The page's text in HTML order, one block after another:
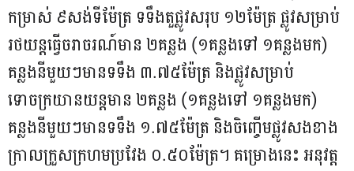
កម្រាស់ ៩សង់ទីម៉ែត្រ ទទឹងតួផ្លូវសរុប ១២ម៉ែត្រ ផ្លូវសម្រាប់
រថយន្តធ្វើចរាចរណ៍មាន ២គន្លង (១គន្លងទៅ ១គន្លងមក)
គន្លងនីមួយៗមានទទឹង ៣.៧៥ម៉ែត្រ និងផ្លូវសម្រាប់
ទោចក្រយានយន្តមាន ២គន្លង (១គន្លងទៅ ១គន្លងមក)
គន្លងនីមួយៗមានទទឹង ១.៧៥ម៉ែត្រ និងចិញ្ចើមផ្លូវសងខាង
ក្រាលក្រួសក្រហមប្រវែង ០.៥០ម៉ែត្រ។ គម្រោងនេះ អនុវត្ដ